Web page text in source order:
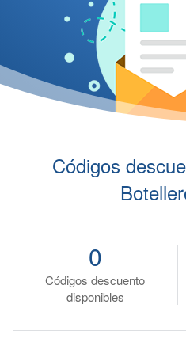
Códigos
Códigos descuento
disponibles
0